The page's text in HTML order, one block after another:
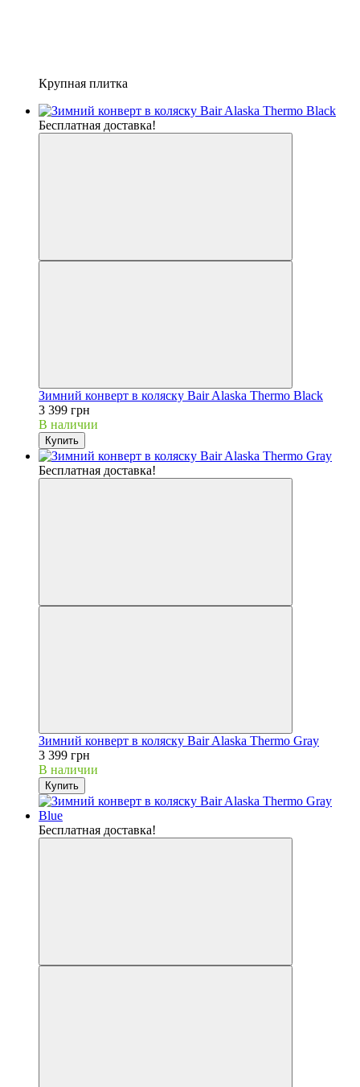
Крупная плитка
Бесплатная доставка!
Зимний конверт в коляску Bair Alaska Thermo Black
3 399 грн
В наличии
Купить
Бесплатная доставка!
Зимний конверт в коляску Bair Alaska Thermo Gray
3 399 грн
В наличии
Купить
Бесплатная доставка!